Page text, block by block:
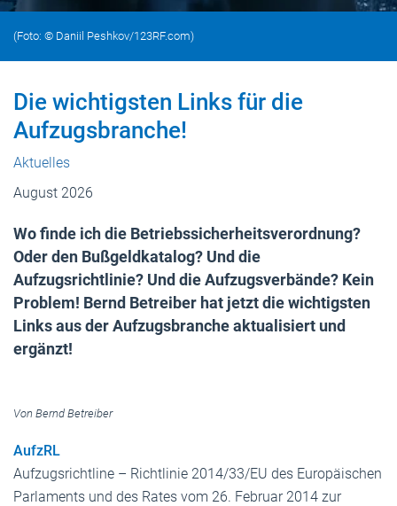
(Foto: © Daniil Peshkov/123RF.com)
Die wichtigsten Links für die
Aufzugsbranche!
Aktuelles
August 2026
Wo finde ich die Betriebssicherheitsverordnung?
Oder den Bußgeldkatalog? Und die
Aufzugsrichtlinie? Und die Aufzugsverbände? Kein
Problem! Bernd Betreiber hat jetzt die wichtigsten
Links aus der Aufzugsbranche aktualisiert und
ergänzt!
Von Bernd Betreiber
AufzRL
Aufzugsrichtline – Richtlinie 2014/33/EU des Europäischen
Parlaments und des Rates vom 26. Februar 2014 zur